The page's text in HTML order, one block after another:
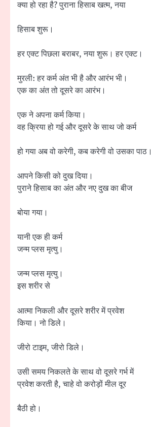
क्या हो रहा है? पुराना हिसाब खत्म, नया
हिसाब शुरू।
हर एक्ट पिछला बराबर, नया शुरू। हर एक्ट।
मुरली: हर कर्म अंत भी है और आरंभ भी।
एक का अंत तो दूसरे का आरंभ।
एक ने अपना कर्म किया।
वह क्रिया हो गई और दूसरे के साथ जो कर्म
हो गया अब वो करेगी, कब करेगी वो उसका पाठ।
आपने किसी को दुख दिया।
पुराने हिसाब का अंत और नए दुख का बीज
बोया गया।
यानी एक ही कर्म
जन्म प्लस मृत्यु।
जन्म प्लस मृत्यु।
इस शरीर से
आत्मा निकली और दूसरे शरीर में प्रवेश
किया। नो डिले।
जीरो टाइम, जीरो डिले।
उसी समय निकलते के साथ वो दूसरे गर्भ में
प्रवेश करती है, चाहे वो करोड़ों मील दूर
बैठी हो।